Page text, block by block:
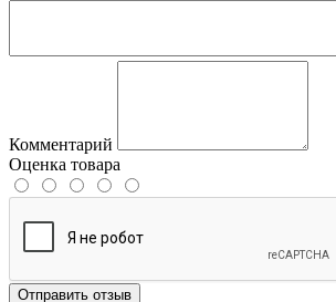
Комментарий
Оценка товара
Отправить отзыв